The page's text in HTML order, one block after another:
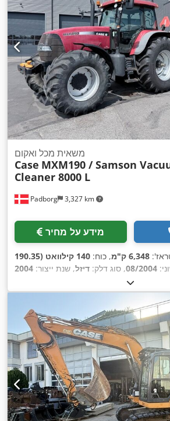
Padborg 3,327 km
משאית מכל ואקום
Case MXM190 / Samson
Cleaner 8000 L
מידע על מחיר
6,348 ק"מ , כוח:
140 קילוואט (190.35
08/2004, סוג דלק: דיזל, שנת ייצור: 2004